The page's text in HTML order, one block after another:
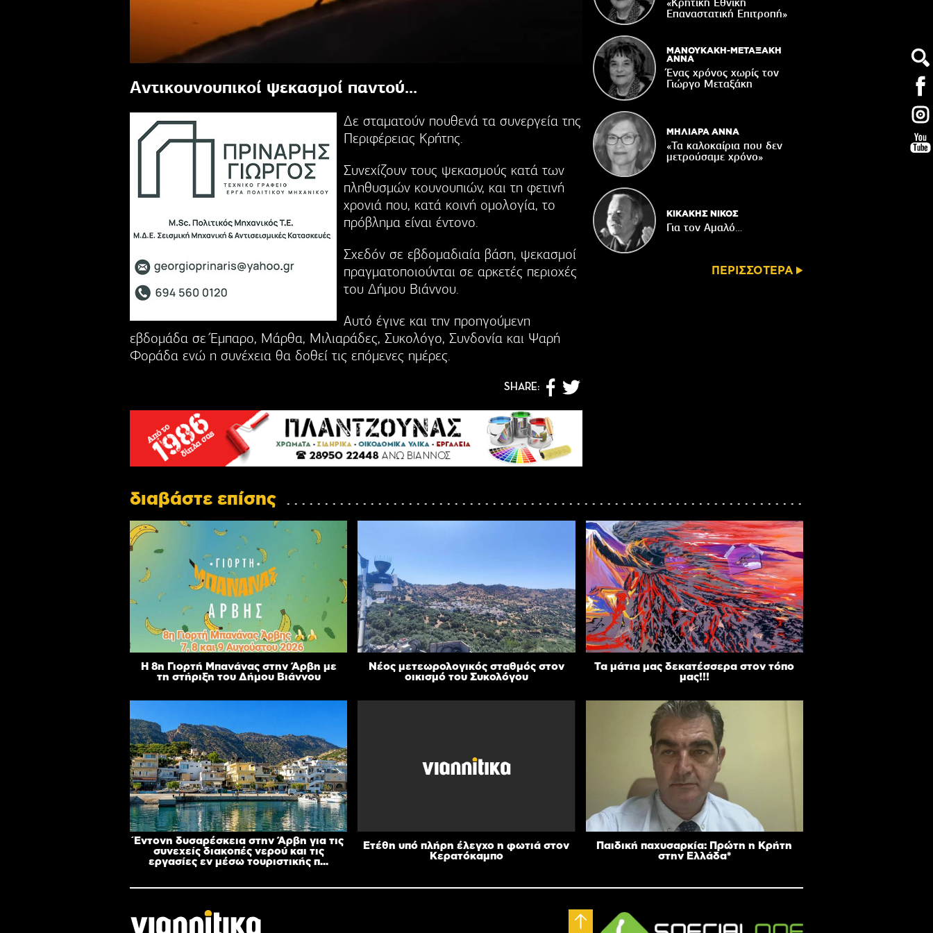
Αντικουνουπικοί ψεκασμοί παντού...
Δε σταματούν πουθενά τα συνεργεία της
Περιφέρειας Κρήτης.
Συνεχίζουν τους ψεκασμούς κατά των
πληθυσμών κουνουπιών, και τη φετινή
χρονιά που, κατά κοινή ομολογία, το
πρόβλημα είναι έντονο.
Σχεδόν σε εβδομαδιαία βάση, ψεκασμοί
πραγματοποιούνται σε αρκετές περιοχές
του Δήμου Βιάννου.
Αυτό έγινε και την προηγούμενη
εβδομάδα σε Έμπαρο, Μάρθα, Μιλιαράδες, Συκολόγο, Συνδονία και Ψαρή
Φοράδα ενώ η συνέχεια θα δοθεί τις επόμενες ημέρες.
SHARE:
στο Βαχό
Οι ευχές του πατέρα...
04/08/2026
Σε δημόσια διαβούλευση η ΣΜΠΕ για το
επενδυτικό σχέδιο «PHĀEA – South Crete»
Επαναστατική Eπιτροπή»
ΜΑΝΟΥΚΑΚΗ-ΜΕΤΑΞΑΚΗ
ΑΝΝΑ
Ένας χρόνος χωρίς τον
Γιώργο Μεταξάκη
ΜΗΛΙΑΡΑ ΑΝΝΑ
«Τα καλοκαίρια που δεν
μετρούσαμε χρόνο»
ΚΙΚΑΚΗΣ ΝΙΚΟΣ
Για τον Αμαλό…
ΠΕΡΙΣΣΟΤΕΡΑ
διαβάστε επίσης
Η 8η Γιορτή Μπανάνας στην Άρβη με
τη στήριξη του Δήμου Βιάννου
Νέος μετεωρολογικός σταθμός στον
οικισμό του Συκολόγου
Τα μάτια μας δεκατέσσερα στον τόπο
μας!!!
Έντονη δυσαρέσκεια στην Άρβη για τις
συνεχείς διακοπές νερού και τις
εργασίες εν μέσω τουριστικής π...
Ετέθη υπό πλήρη έλεγχο η φωτιά στον
Κερατόκαμπο
Παιδική παχυσαρκία: Πρώτη η Κρήτη
στην Ελλάδα*